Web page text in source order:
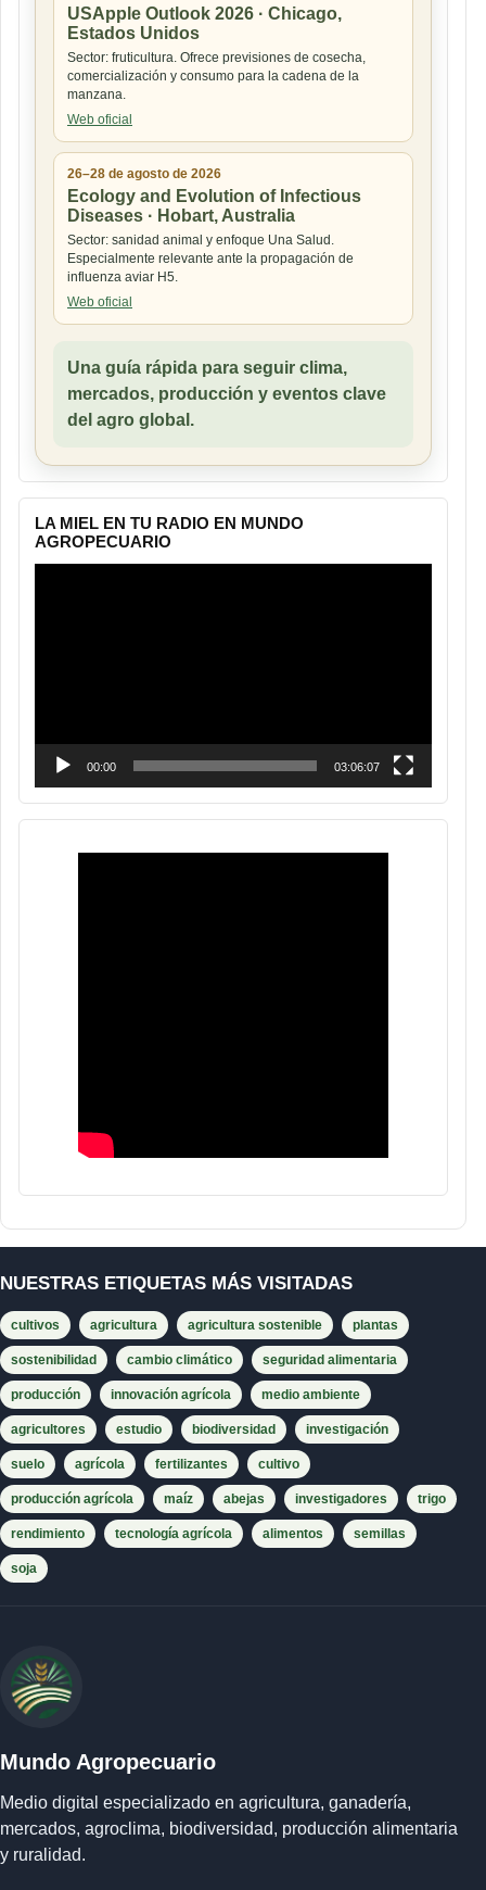
USApple Outlook 2026 · Chicago,
Estados Unidos
Sector: fruticultura. Ofrece previsiones de cosecha,
comercialización y consumo para la cadena de la
manzana.
Web oficial
26–28 de agosto de 2026
Ecology and Evolution of Infectious
Diseases · Hobart, Australia
Sector: sanidad animal y enfoque Una Salud.
Especialmente relevante ante la propagación de
influenza aviar H5.
Web oficial
Una guía rápida para seguir clima,
mercados, producción y eventos clave
del agro global.
LA MIEL EN TU RADIO EN MUNDO
AGROPECUARIO
00:00 03:06:07
NUESTRAS ETIQUETAS MÁS VISITADAS
cultivos agricultura agricultura sostenible plantas
sostenibilidad cambio climático seguridad alimentaria
producción innovación agrícola medio ambiente
agricultores estudio biodiversidad investigación
suelo agrícola fertilizantes cultivo
producción agrícola maíz abejas investigadores trigo
rendimiento tecnología agrícola alimentos semillas
soja
Mundo Agropecuario
Medio digital especializado en agricultura, ganadería,
mercados, agroclima, biodiversidad, producción alimentaria
y ruralidad.